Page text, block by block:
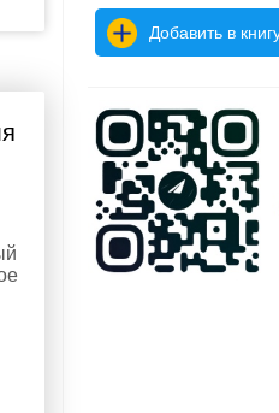
Добавить в